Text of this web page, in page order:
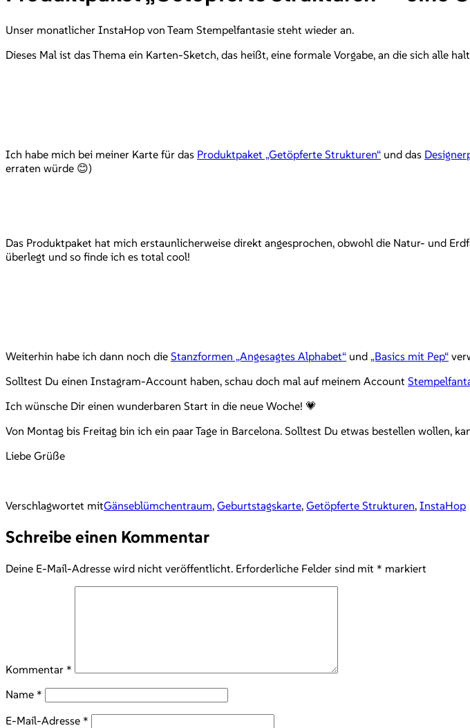
Unser monatlicher InstaHop von Team Stempelfantasie steht wieder an.
Dieses Mal ist das Thema ein Karten-Sketch, das heißt, eine formale Vorgabe, an die sich alle
Ich habe mich bei meiner Karte für das Produktpaket „Getöpferte Strukturen“ und das
erraten würde 😊)
Das Produktpaket hat mich erstaunlicherweise direkt angesprochen, obwohl die Natur- und
überlegt und so finde ich es total cool!
Weiterhin habe ich dann noch die Stanzformen „Angesagtes Alphabet“ und „Basics mit Pep“
Solltest Du einen Instagram-Account haben, schau doch mal auf meinem Account
Ich wünsche Dir einen wunderbaren Start in die neue Woche! 💗
Von Montag bis Freitag bin ich ein paar Tage in Barcelona. Solltest Du etwas bestellen wollen,
Liebe Grüße
Verschlagwortet mitGänseblümchentraum, Geburtstagskarte, Getöpferte Strukturen, InstaHop
Schreibe einen Kommentar
Deine E-Mail-Adresse wird nicht veröffentlicht. Erforderliche Felder sind mit * markiert
Kommentar *
Name *
E-Mail-Adresse *